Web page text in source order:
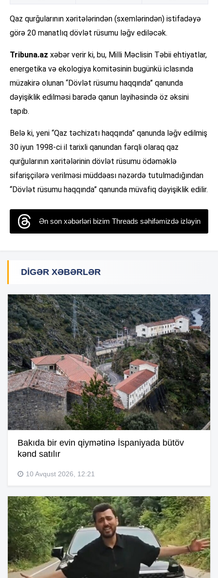
Qaz qurğularının xəritələrindən (sxemlərindən) istifadəyə
görə 20 manatlıq dövlət rüsumu ləğv ediləcək.
Tribuna.az xəbər verir ki, bu, Milli Məclisin Təbii ehtiyatlar,
energetika və ekologiya komitəsinin bugünkü iclasında
müzakirə olunan “Dövlət rüsumu haqqında” qanunda
dəyişiklik edilməsi barədə qanun layihəsində öz əksini
tapıb.
Belə ki, yeni “Qaz təchizatı haqqında” qanunda ləğv edilmiş
30 iyun 1998-ci il tarixli qanundan fərqli olaraq qaz
qurğularının xəritələrinin dövlət rüsumu ödəməklə
sifarişçilərə verilməsi müddəası nəzərdə tutulmadığından
“Dövlət rüsumu haqqında” qanunda müvafiq dəyişiklik edilir.
Ən son xəbərləri bizim Threads səhifəmizdə izləyin
DIGƏR XƏBƏRLƏR
Bakıda bir evin qiymətinə İspaniyada bütöv
kənd satılır
10 Avqust 2026, 12:21